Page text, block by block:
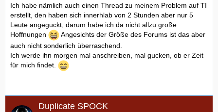
Ich habe nämlich auch einen Thread zu meinem Problem auf TI
erstellt, den haben sich innerhlab von 2 Stunden aber nur 5
Leute angeguckt, darum habe ich da nicht allzu große
Hoffnungen
Angesichts der Größe des Forums ist das aber
auch nicht sonderlich überraschend.
Ich werde ihn morgen mal anschreiben, mal gucken, ob er Zeit
für mich findet.
Duplicate SPOCK